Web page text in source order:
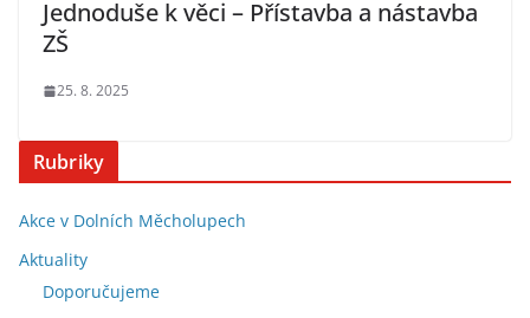
Jednoduše k věci – Přístavba a nástavba
ZŠ
25. 8. 2025
Rubriky
Akce v Dolních Měcholupech
Aktuality
Doporučujeme